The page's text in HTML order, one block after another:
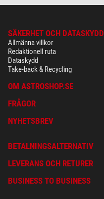
SÄKERHET OCH DATASKYDD
Allmänna villkor
Redaktionell ruta
Dataskydd
Take-back & Recycling
OM ASTROSHOP.SE
FRÅGOR
NYHETSBREV
BETALNINGSALTERNATIV
LEVERANS OCH RETURER
BUSINESS TO BUSINESS